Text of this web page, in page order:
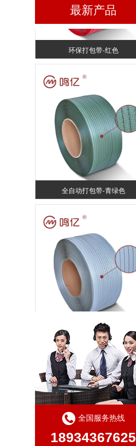
最新产品
环保打包带-红色
全自动打包带-青绿色
陶瓷打包带-白色
全国服务热线
18934367625